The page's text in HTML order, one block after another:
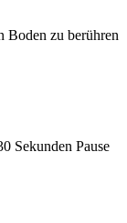
Boden zu berühren
Sekunden Pause